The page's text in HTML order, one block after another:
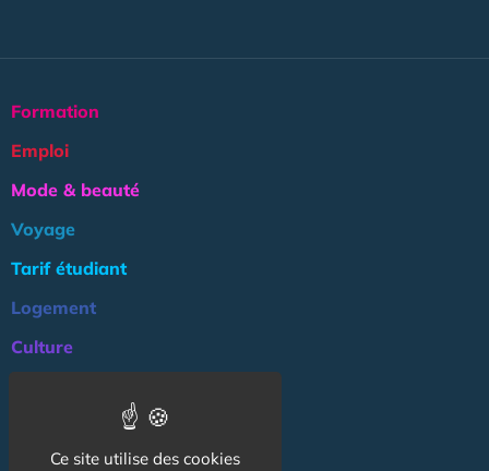
Formation
Emploi
Mode & beauté
Voyage
Tarif étudiant
Logement
Culture
NOS AUTRES SITES :
Ce site utilise des cookies